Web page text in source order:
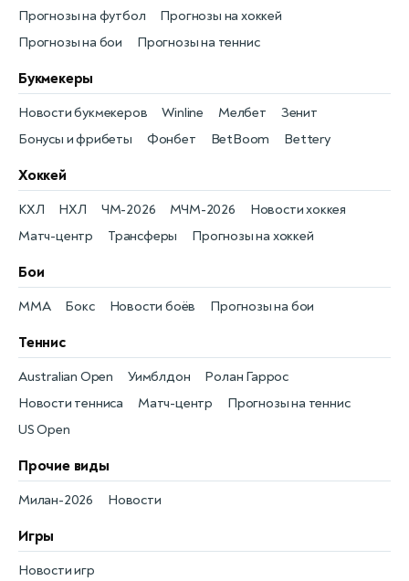
Прогнозы на футбол
Прогнозы на хоккей
Прогнозы на бои Прогнозы на теннис
Букмекеры
Бонусы и фрибеты
Новости букмекеров
Фонбет
Winline
BetBoom
Мелбет
Bettery
Зенит
Хоккей
Новости хоккея
КХЛ
Матч-центр
НХЛ
Трансферы
ЧМ-2026
Прогнозы на хоккей
МЧМ-2026
Бои
Новости боёв
MMA Прогнозы на бои
Бокс
Теннис
Новости тенниса
Australian Open
Матч-центр
Уимблдон
Прогнозы на теннис
Ролан Гаррос
US Open
Прочие виды
Новости
Милан-2026
Игры
Новости игр